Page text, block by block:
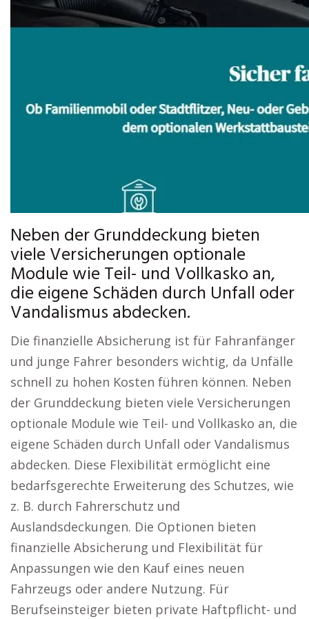
Neben der Grunddeckung bieten
viele Versicherungen optionale
Module wie Teil- und Vollkasko an,
die eigene Schäden durch Unfall oder
Vandalismus abdecken.
Die finanzielle Absicherung ist für Fahranfänger
und junge Fahrer besonders wichtig, da Unfälle
schnell zu hohen Kosten führen können. Neben
der Grunddeckung bieten viele Versicherungen
optionale Module wie Teil- und Vollkasko an, die
eigene Schäden durch Unfall oder Vandalismus
abdecken. Diese Flexibilität ermöglicht eine
bedarfsgerechte Erweiterung des Schutzes, wie
z. B. durch Fahrerschutz und
Auslandsdeckungen. Die Optionen bieten
finanzielle Absicherung und Flexibilität für
Anpassungen wie den Kauf eines neuen
Fahrzeugs oder andere Nutzung. Für
Berufseinsteiger bieten private Haftpflicht- und